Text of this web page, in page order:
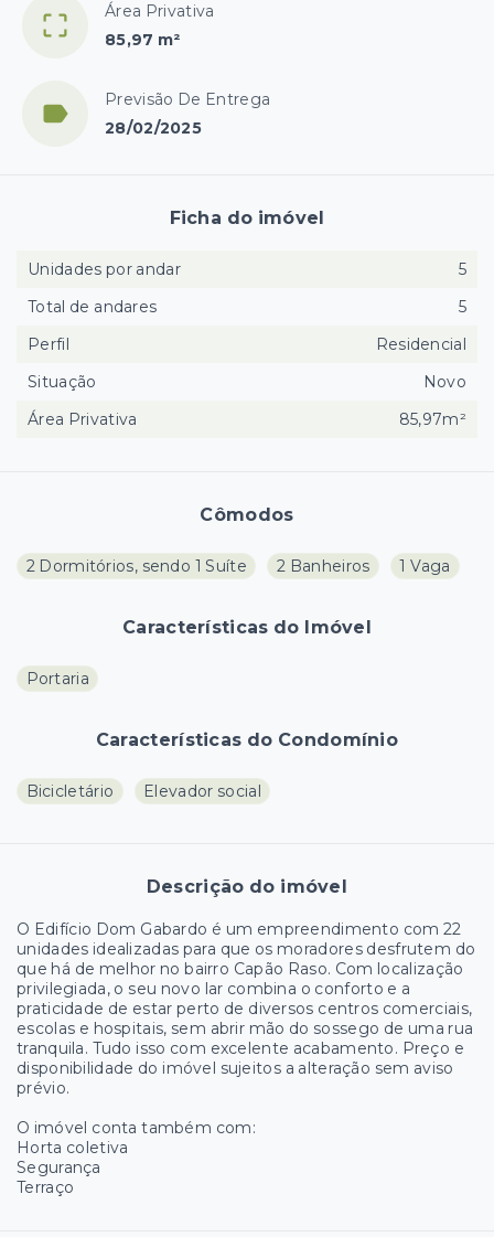
Área Privativa
85,97 m²
Previsão De Entrega
28/02/2025
Cômodos
2 Dormitórios, sendo 1 Suíte 2 Banheiros 1 Vaga
Características do Imóvel
Portaria
Características do Condomínio
Bicicletário Elevador social
Descrição do imóvel
O Edifício Dom Gabardo é um empreendimento com 22
unidades idealizadas para que os moradores desfrutem do
que há de melhor no bairro Capão Raso. Com localização
privilegiada, o seu novo lar combina o conforto e a
praticidade de estar perto de diversos centros comerciais,
escolas e hospitais, sem abrir mão do sossego de uma rua
tranquila. Tudo isso com excelente acabamento. Preço e
disponibilidade do imóvel sujeitos a alteração sem aviso
prévio.
O imóvel conta também com:
Horta coletiva
Segurança
Terraço
Ficha do imóvel
Unidades por andar
5
Total de andares
5
Perfil
Residencial
Situação
Novo
Área Privativa
85,97m²